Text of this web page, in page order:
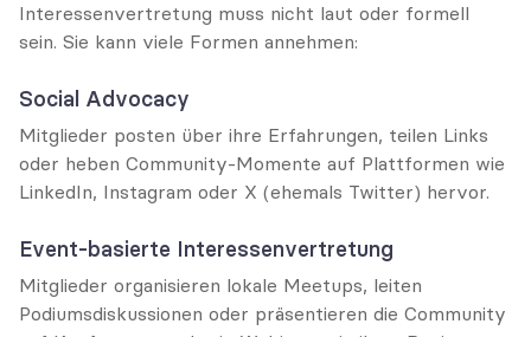
Interessenvertretung muss nicht laut oder formell
sein. Sie kann viele Formen annehmen:
Social Advocacy
Mitglieder posten über ihre Erfahrungen, teilen Links
oder heben Community-Momente auf Plattformen wie
LinkedIn, Instagram oder X (ehemals Twitter) hervor.
Event-basierte Interessenvertretung
Mitglieder organisieren lokale Meetups, leiten
Podiumsdiskussionen oder präsentieren die Community